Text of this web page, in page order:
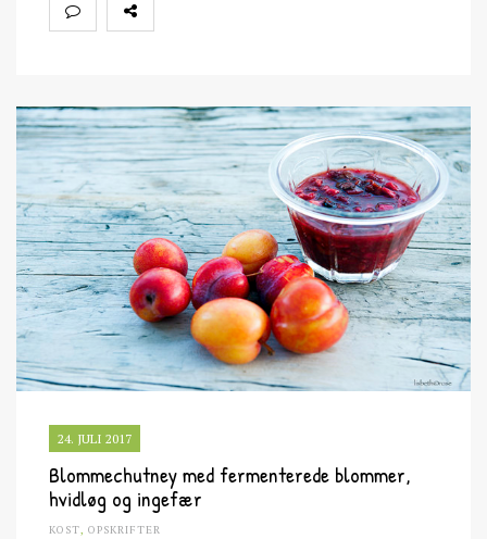
24. JULI 2017
Blommechutney med fermenterede blommer,
hvidløg og ingefær
KOST, OPSKRIFTER